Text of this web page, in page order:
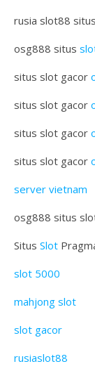
rusia slot88 situs
osg888 situs
situs slot gacor
situs slot gacor
situs slot gacor
situs slot gacor
server vietnam
osg888 situs
Situs Slot
slot 5000
mahjong slot
slot gacor
rusiaslot88